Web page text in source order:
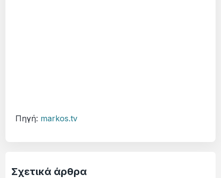
Πηγή: markos.tv
Σχετικά άρθρα